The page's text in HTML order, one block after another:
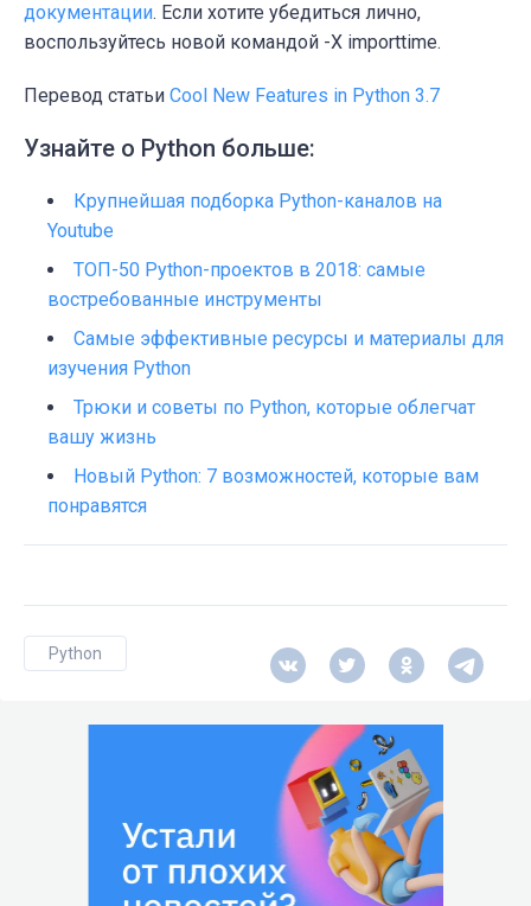
документации. Если хотите убедиться лично,
воспользуйтесь новой командой -X importtime.
Перевод статьи Cool New Features in Python 3.7
Узнайте о Python больше:
Крупнейшая подборка Python-каналов на
Youtube
TOП-50 Python-проектов в 2018: самые
востребованные инструменты
Самые эффективные ресурсы и материалы для
изучения Python
Трюки и советы по Python, которые облегчат
вашу жизнь
Новый Python: 7 возможностей, которые вам
понравятся
Python